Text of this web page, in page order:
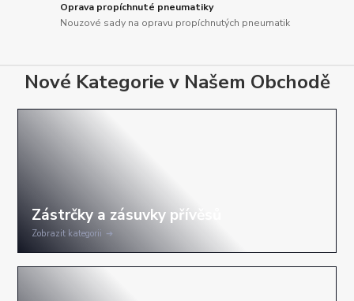
Oprava propíchnuté pneumatiky
Nouzové sady na opravu propíchnutých pneumatik
Nové Kategorie v Našem Obchodě
Zobrazit kategorii